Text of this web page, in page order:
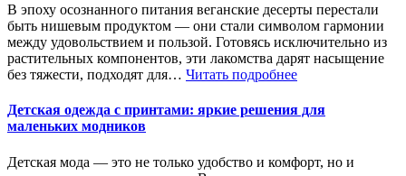
В эпоху осознанного питания веганские десерты перестали
быть нишевым продуктом — они стали символом гармонии
между удовольствием и пользой. Готовясь исключительно из
растительных компонентов, эти лакомства дарят насыщение
без тяжести, подходят для… Читать подробнее
Детская одежда с принтами: яркие решения для
маленьких модников
Детская мода — это не только удобство и комфорт, но и